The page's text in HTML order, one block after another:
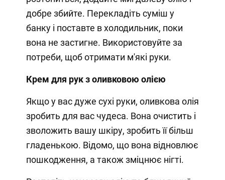
добре збийте. Перекладіть суміш у
банку і поставте в холодильник, поки
вона не застигне. Використовуйте за
потреби, щоб отримати м'які руки.
Крем для рук з оливковою олією
Якщо у вас дуже сухі руки, оливкова олія
зробить для вас чудеса. Вона очистить і
зволожить вашу шкіру, зробить її більш
гладенькою. Відомо, що вона відновлює
пошкодження, а також зміцнює нігті.